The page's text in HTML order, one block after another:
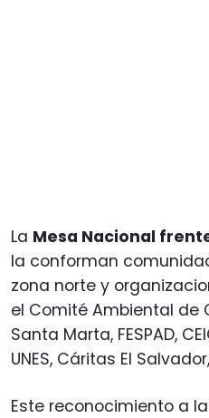
La Mesa Nacional
la conforman
zona norte y
el Comité Ambiental de
Santa Marta, FESPAD,
UNES, Cáritas El
Este reconocimiento a